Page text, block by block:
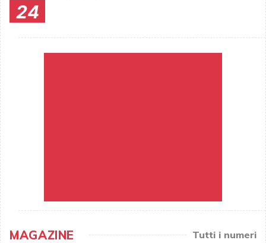
24
MAGAZINE Tutti i numeri